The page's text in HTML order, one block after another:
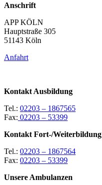
Anschrift
APP KÖLN
Hauptstraße 305
51143 Köln
Anfahrt
Kontakt Ausbildung
Tel.: 02203 – 1867565
Fax: 02203 – 53399
Kontakt Fort-/Weiterbildung
Tel.: 02203 – 1867564
Fax: 02203 – 53399
Unsere Ambulanzen